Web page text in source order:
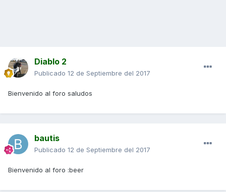
Diablo 2
Publicado 12 de Septiembre del 2017
Bienvenido al foro saludos
bautis
Publicado 12 de Septiembre del 2017
Bienvenido al foro :beer